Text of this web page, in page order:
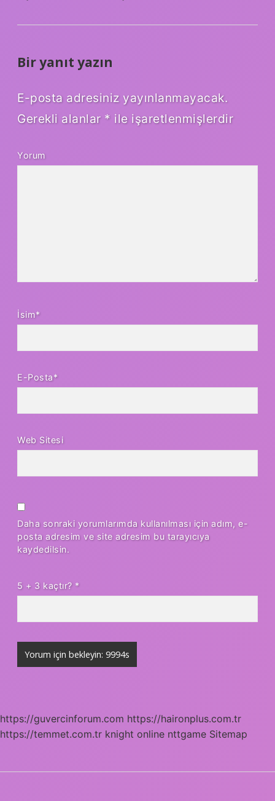
Bir yanıt yazın
E-posta adresiniz yayınlanmayacak.
Gerekli alanlar * ile işaretlenmişlerdir
Yorum
İsim*
E-Posta*
Web Sitesi
Daha sonraki yorumlarımda kullanılması için adım, e-
posta adresim ve site adresim bu tarayıcıya
kaydedilsin.
5 + 3 kaçtır? *
https://guvercinforum.com https://haironplus.com.tr
https://temmet.com.tr knight online nttgame Sitemap